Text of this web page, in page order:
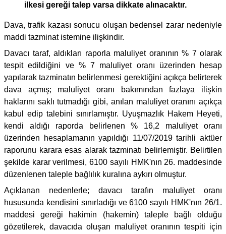
ilkesi gereği talep varsa dikkate alınacaktır.
Dava, trafik kazası sonucu oluşan bedensel zarar nedeniyle
maddi tazminat istemine ilişkindir.
Davacı taraf, aldıkları raporla maluliyet oranının % 7 olarak
tespit edildiğini ve % 7 maluliyet oranı üzerinden hesap
yapılarak tazminatın belirlenmesi gerektiğini açıkça belirterek
dava açmış; maluliyet oranı bakımından fazlaya ilişkin
haklarını saklı tutmadığı gibi, anılan maluliyet oranını açıkça
kabul edip talebini sınırlamıştır. Uyuşmazlık Hakem Heyeti,
kendi aldığı raporda belirlenen % 16,2 maluliyet oranı
üzerinden hesaplamanın yapıldığı 11/07/2019 tarihli aktüer
raporunu karara esas alarak tazminatı belirlemiştir. Belirtilen
şekilde karar verilmesi, 6100 sayılı HMK'nın 26. maddesinde
düzenlenen taleple bağlılık kuralına aykırı olmuştur.
Açıklanan nedenlerle; davacı tarafın maluliyet oranı
hususunda kendisini sınırladığı ve 6100 sayılı HMK'nın 26/1.
maddesi gereği hakimin (hakemin) taleple bağlı olduğu
gözetilerek, davacıda oluşan maluliyet oranının tespiti için